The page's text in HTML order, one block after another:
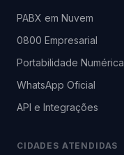
PABX em Nuvem
0800 Empresarial
Portabilidade Numérica
WhatsApp Oficial
API e Integrações
CIDADES ATENDIDAS